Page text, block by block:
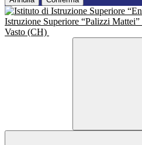
Istruzione Superiore “Palizzi Mattei”
Vasto (CH)